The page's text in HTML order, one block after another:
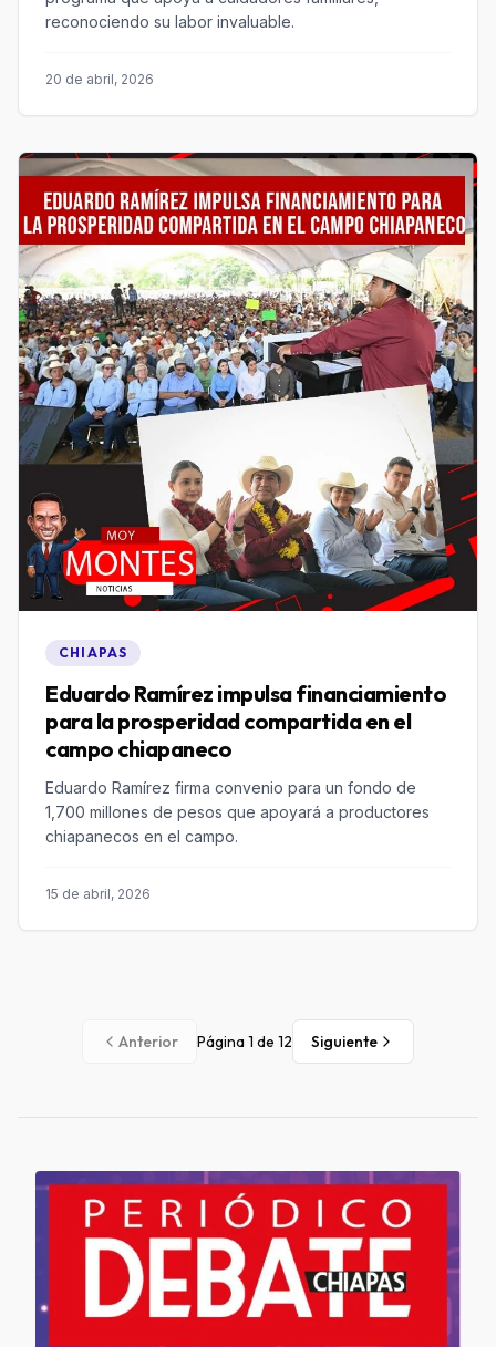
reconociendo su labor invaluable.
20 de abril, 2026
CHIAPAS
Eduardo Ramírez impulsa financiamiento
para la prosperidad compartida en el
campo chiapaneco
Eduardo Ramírez firma convenio para un fondo de
1,700 millones de pesos que apoyará a productores
chiapanecos en el campo.
15 de abril, 2026
Anterior Página1 de 12 Siguiente